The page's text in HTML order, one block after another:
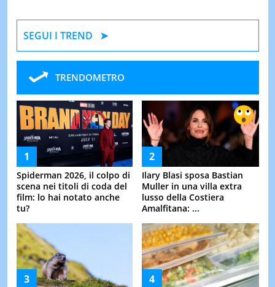
SEGUI I TREND
TRENDOMETRO
Spiderman 2026, il colpo di
scena nei titoli di coda del
film: lo hai notato anche
tu?
Ilary Blasi sposa Bastian
Muller in una villa extra
lusso della Costiera
Amalfitana: ...